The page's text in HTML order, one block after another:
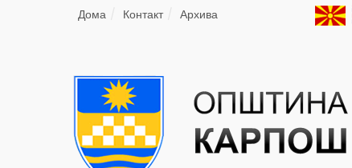
Дома Контакт Архива